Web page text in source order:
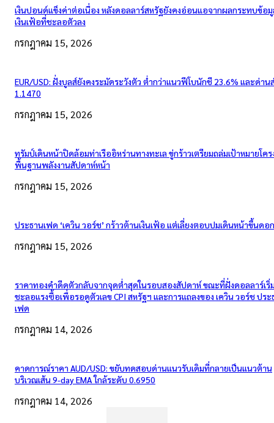
เงินปอนด์แข็งค่าต่อเนื่อง หลังดอลลาร์สหรัฐยังคงอ่อนแอจากผลกระทบข้อ
เงินเฟ้อที่ชะลอตัวลง
กรกฎาคม 15, 2026
EUR/USD: ฝั่งบูลส์ยังคงระมัดระวังตัว ต่ำกว่าแนวฟีโบนักชี 23.6% และด่า
1.1470
กรกฎาคม 15, 2026
ทรัมป์เดินหน้าปิดล้อมท่าเรืออิหร่านทางทะเล ขู่กร้าวเตรียมถล่มเป้าหมายโคร
พื้นฐานพลังงานสัปดาห์หน้า
กรกฎาคม 15, 2026
ประธานเฟด ‘เควิน วอร์ช’ กร้าวต้านเงินเฟ้อ แต่เลี่ยงตอบปมเดินหน้าขึ้นดอ
กรกฎาคม 15, 2026
ราคาทองคำดีดตัวกลับจากจุดต่ำสุดในรอบสองสัปดาห์ ขณะที่ฝั่งดอลลาร์เริ่
ชะลอแรงซื้อเพื่อรอดูตัวเลข CPI สหรัฐฯ และการแถลงของ เควิน วอร์ช ประ
เฟด
กรกฎาคม 14, 2026
คาดการณ์ราคา AUD/USD: ขยับทดสอบด่านแนวรับเดิมที่กลายเป็นแนวต้าน
บริเวณเส้น 9-day EMA ใกล้ระดับ 0.6950
กรกฎาคม 14, 2026